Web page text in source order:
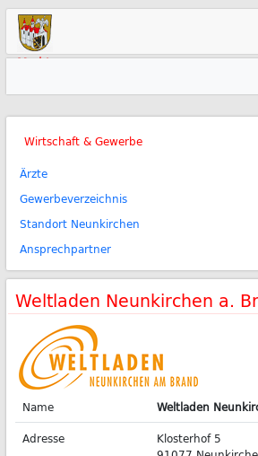
Markt
Wirtschaft & Gewerbe
Ärzte
Gewerbeverzeichnis
Standort Neunkirchen
Ansprechpartner
Weltladen Neunkirchen a.
Name
Weltladen
Adresse
Klosterhof 5